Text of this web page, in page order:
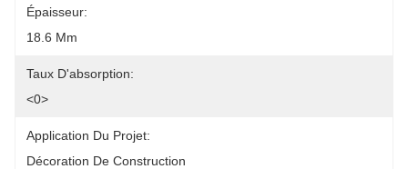
Épaisseur:
18.6 Mm
Taux D'absorption:
<0>
Application Du Projet:
Décoration De Construction